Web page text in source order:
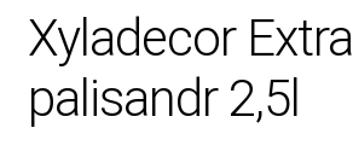
Xyladecor Extra
palisandr 2,5l